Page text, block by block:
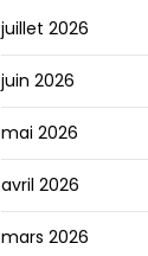
juillet 2026
juin 2026
mai 2026
avril 2026
mars 2026